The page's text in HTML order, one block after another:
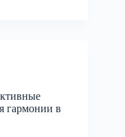
гармонии в